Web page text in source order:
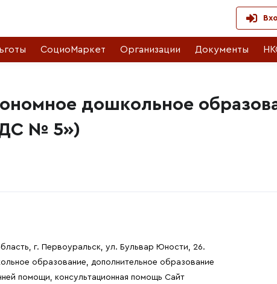
СоциоМаркет Организации Документы
дошкольное
№ 5»)
г. Первоуральск, ул. Бульвар Юности, 26.
образование, дополнительное образование
помощи, консультационная помощь Сайт